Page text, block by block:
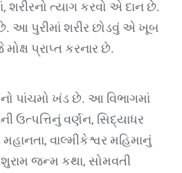
ત્યાગ કરવો એ દાન છે.
આ પુરીમાં શરીર છોડવું એ ખૂબ
પ્રાપ્ત કરનાર છે.
પાંચમો ખંડ છે. આ વિભાગમાં
ઉત્પત્તિનું વર્ણન, સિદ્યાધર
મહાનતા, વાલ્મીકેશ્વર મહિમાનું
જન્મ કથા, સોમવતી